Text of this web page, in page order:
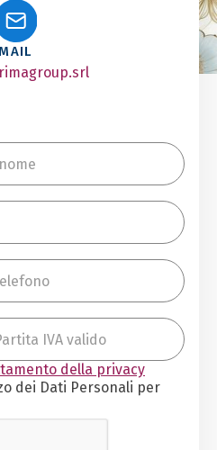
MAIL
della privacy
dei Dati Personali per